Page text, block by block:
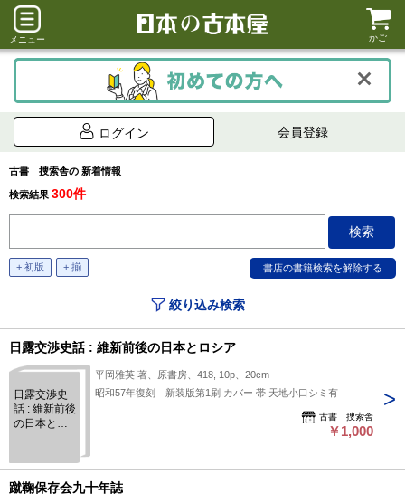
メニュー かご
ログイン 会員登録
古書 捜索舎の 新着情報
検索結果 300件
+ 初版 + 揃
絞り込み検索
日露交渉史話 : 維新前後の日本とロシア
日露交渉史
話 : 維新前後
の日本とロ
平岡雅英 著、原書房、418, 10p、20cm
昭和57年復刻 新装版第1刷 カバー 帯 天地小口シミ有
古書 捜索舎
￥1,000
蹴鞠保存会九十年誌